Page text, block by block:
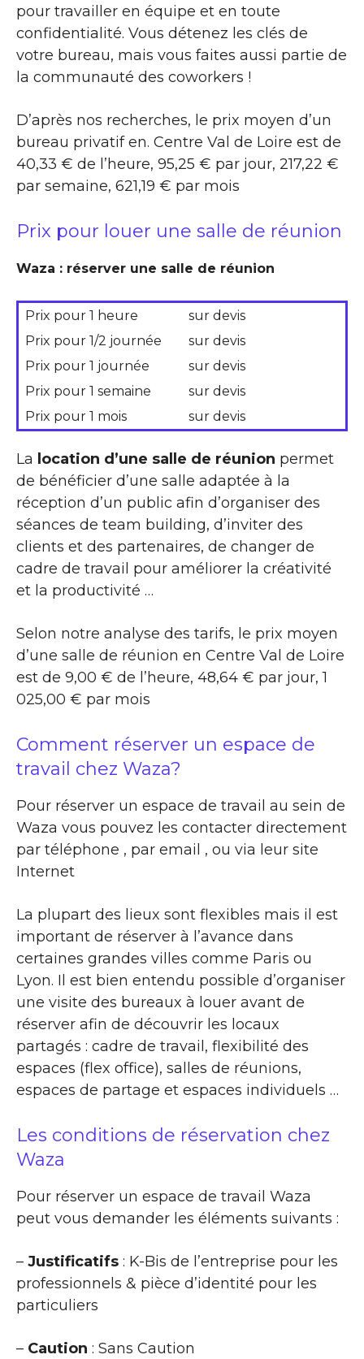
pour travailler en équipe et en toute
confidentialité. Vous détenez les clés de
votre bureau, mais vous faites aussi partie de
la communauté des coworkers !
D’après nos recherches, le prix moyen d’un
bureau privatif en. Centre Val de Loire est de
40,33 € de l’heure, 95,25 € par jour, 217,22 €
par semaine, 621,19 € par mois
Prix pour louer une salle de réunion
Waza : réserver une salle de réunion
Prix pour 1 heure
sur devis
Prix pour 1/2 journée
sur devis
Prix pour 1 journée
sur devis
Prix pour 1 semaine
sur devis
Prix pour 1 mois
sur devis
La location d’une salle de réunion permet
de bénéficier d’une salle adaptée à la
réception d’un public afin d’organiser des
séances de team building, d’inviter des
clients et des partenaires, de changer de
cadre de travail pour améliorer la créativité
et la productivité …
Selon notre analyse des tarifs, le prix moyen
d’une salle de réunion en Centre Val de Loire
est de 9,00 € de l’heure, 48,64 € par jour, 1
025,00 € par mois
Comment réserver un espace de
travail chez Waza?
Pour réserver un espace de travail au sein de
Waza vous pouvez les contacter directement
par téléphone , par email , ou via leur site
Internet
La plupart des lieux sont flexibles mais il est
important de réserver à l’avance dans
certaines grandes villes comme Paris ou
Lyon. Il est bien entendu possible d’organiser
une visite des bureaux à louer avant de
réserver afin de découvrir les locaux
partagés : cadre de travail, flexibilité des
espaces (flex office), salles de réunions,
espaces de partage et espaces individuels …
Les conditions de réservation chez
Waza
Pour réserver un espace de travail Waza
peut vous demander les éléments suivants :
– Justificatifs : K-Bis de l’entreprise pour les
professionnels & pièce d’identité pour les
particuliers
– Caution : Sans Caution